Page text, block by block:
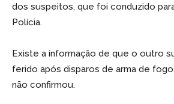
dos suspeitos, que foi conduzido
Polícia.
Existe a informação de que o outro
ferido após disparos de arma de
não confirmou.